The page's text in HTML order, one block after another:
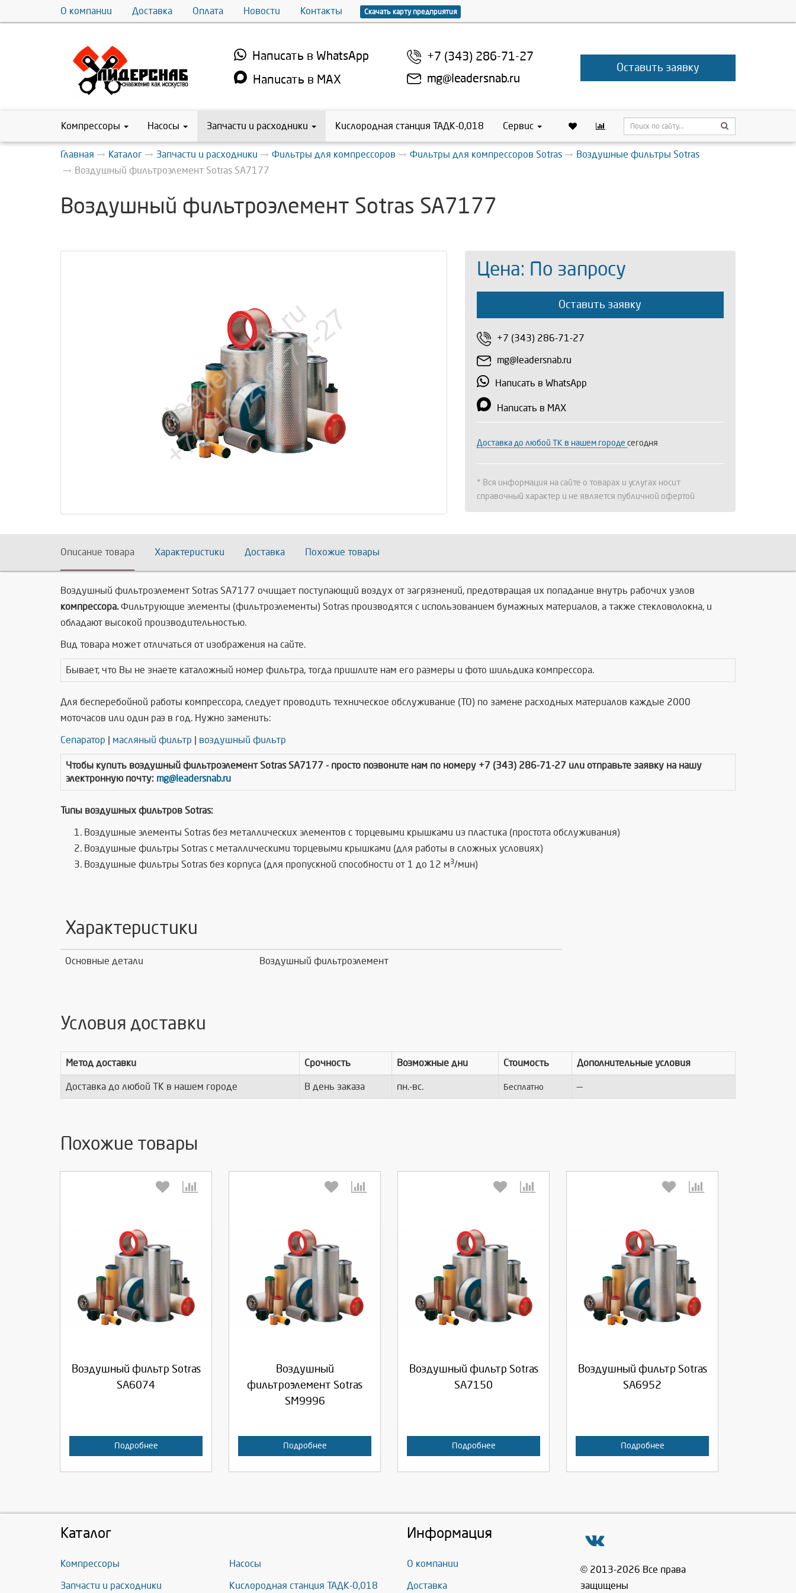
О компании Доставка Оплата Новости Контакты Скачать карту предприятия
Написать в WhatsApp
Написать в MAX
+7 (343) 286-71-27
mg@leadersnab.ru
Оставить заявку
Компрессоры Насосы Запчасти и расходники Кислородная станция ТАДК-0,018 Сервис
Главная Каталог Запчасти и расходники Фильтры для компрессоров Фильтры для компрессоров Sotras
Воздушные фильтры Sotras
Воздушный фильтроэлемент Sotras SA7177
Воздушный фильтроэлемент Sotras SA7177
Цена: По запросу
Оставить заявку
+7 (343) 286-71-27
mg@leadersnab.ru
Написать в WhatsApp
Написать в MAX
Доставка до любой ТК в нашем городе сегодня
* Вся информация на сайте о товарах и услугах носит
справочный характер и не является публичной офертой
Описание товара Характеристики Доставка Похожие товары
Воздушный фильтроэлемент Sotras SA7177 очищает поступающий воздух от загрязнений, предотвращая их попадание внутрь рабочих узлов
компрессора. Фильтрующие элементы (фильтроэлементы) Sotras производятся с использованием бумажных материалов, а также стекловолокна, и
обладают высокой производительностью.
Вид товара может отличаться от изображения на сайте.
Бывает, что Вы не знаете каталожный номер фильтра, тогда пришлите нам его размеры и фото шильдика компрессора.
Для бесперебойной работы компрессора, следует проводить техническое обслуживание (ТО) по замене расходных материалов каждые 2000
моточасов или один раз в год. Нужно заменить:
Сепаратор масляный фильтр воздушный фильтр
Чтобы купить воздушный фильтроэлемент Sotras SA7177 - просто позвоните нам по номеру +7 (343) 286-71-27 или отправьте заявку на нашу
электронную почту: mg@leadersnab.ru
Типы воздушных фильтров Sotras:
Воздушные элементы Sotras без металлических элементов с торцевыми крышками из пластика (простота обслуживания)
Воздушные фильтры Sotras с металлическими торцевыми крышками (для работы в сложных условиях)
Воздушные фильтры Sotras без корпуса (для пропускной способности от 1 до 12 м3/мин)
Характеристики
Основные детали Воздушный фильтроэлемент
Условия доставки
Метод доставки Срочность Возможные дни Стоимость Дополнительные условия
Доставка до любой ТК в нашем городе В день заказа пн.-вс. Бесплатно —
Похожие товары
Воздушный фильтр Sotras
SA6074
Подробнее
Выберите количество:
Воздушный
фильтроэлемент Sotras
SM9996
Подробнее
Выберите количество:
Воздушный фильтр Sotras
SA7150
Подробнее
Выберите количество:
Воздушный фильтр Sotras
SA6952
Подробнее
Выберите количество:
Каталог
Компрессоры Насосы
Запчасти и расходники Кислородная станция ТАДК-0,018
Информация
О компании
Доставка
© 2013-2026 Все права
защищены